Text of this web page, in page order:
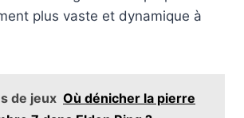
plus vaste et dynamique à
de jeux Où dénicher la pierre